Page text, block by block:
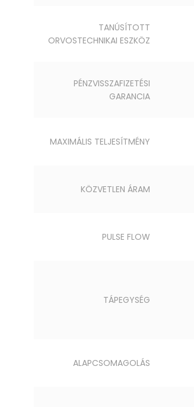
TANÚSÍTOTT
ORVOSTECHNIKAI ESZKÖZ
PÉNZVISSZAFIZETÉSI
GARANCIA
MAXIMÁLIS TELJESÍTMÉNY
KÖZVETLEN ÁRAM
PULSE FLOW
TÁPEGYSÉG
ALAPCSOMAGOLÁS